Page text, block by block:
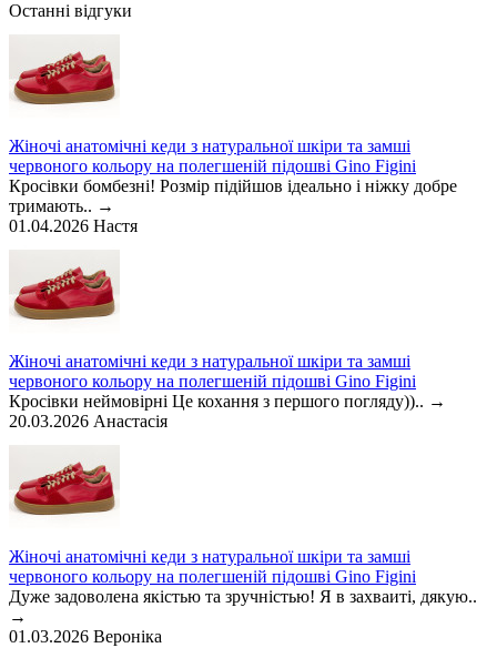
Останні відгуки
Жіночі анатомічні кеди з натуральної шкіри та замші
червоного кольору на полегшеній підошві Gino Figini
Кросівки бомбезні! Розмір підійшов ідеально і ніжку добре
тримають.. →
01.04.2026 Настя
Жіночі анатомічні кеди з натуральної шкіри та замші
червоного кольору на полегшеній підошві Gino Figini
Кросівки неймовірні Це кохання з першого погляду)).. →
20.03.2026 Анастасія
Жіночі анатомічні кеди з натуральної шкіри та замші
червоного кольору на полегшеній підошві Gino Figini
Дуже задоволена якістью та зручністью! Я в захваиті, дякую..
→
01.03.2026 Вероніка